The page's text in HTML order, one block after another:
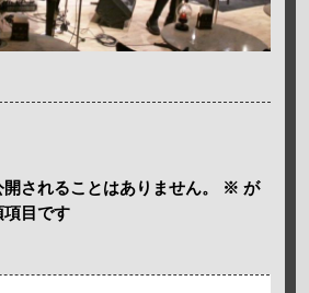
されることはありません。 ※ が
目です